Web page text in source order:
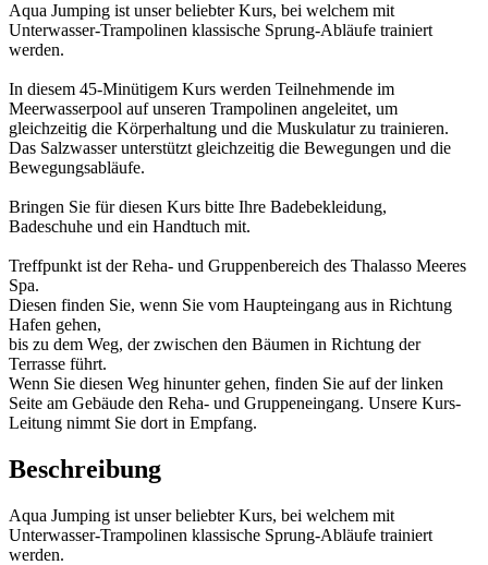
Aqua Jumping ist unser beliebter Kurs, bei welchem mit
Unterwasser-Trampolinen klassische Sprung-Abläufe trainiert
werden.
In diesem 45-Minütigem Kurs werden Teilnehmende im
Meerwasserpool auf unseren Trampolinen angeleitet, um
gleichzeitig die Körperhaltung und die Muskulatur zu trainieren.
Das Salzwasser unterstützt gleichzeitig die Bewegungen und die
Bewegungsabläufe.
Bringen Sie für diesen Kurs bitte Ihre Badebekleidung,
Badeschuhe und ein Handtuch mit.
Treffpunkt ist der Reha- und Gruppenbereich des Thalasso Meeres
Spa.
Diesen finden Sie, wenn Sie vom Haupteingang aus in Richtung
Hafen gehen,
bis zu dem Weg, der zwischen den Bäumen in Richtung der
Terrasse führt.
Wenn Sie diesen Weg hinunter gehen, finden Sie auf der linken
Seite am Gebäude den Reha- und Gruppeneingang. Unsere Kurs-
Leitung nimmt Sie dort in Empfang.
Beschreibung
Aqua Jumping ist unser beliebter Kurs, bei welchem mit
Unterwasser-Trampolinen klassische Sprung-Abläufe trainiert
werden.